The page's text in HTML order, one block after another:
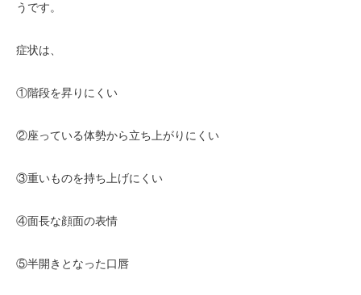
うです。
症状は、
①階段を昇りにくい
②座っている体勢から立ち上がりにくい
③重いものを持ち上げにくい
④面長な顔面の表情
⑤半開きとなった口唇